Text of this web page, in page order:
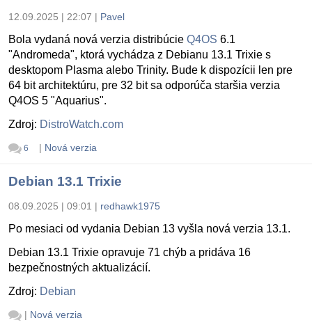
12.09.2025 | 22:07 | Pavel
Bola vydaná nová verzia distribúcie Q4OS 6.1
"Andromeda", ktorá vychádza z Debianu 13.1 Trixie s
desktopom Plasma alebo Trinity. Bude k dispozícii len pre
64 bit architektúru, pre 32 bit sa odporúča staršia verzia
Q4OS 5 "Aquarius".
Zdroj: DistroWatch.com
6 | Nová verzia
Debian 13.1 Trixie
08.09.2025 | 09:01 | redhawk1975
Po mesiaci od vydania Debian 13 vyšla nová verzia 13.1.
Debian 13.1 Trixie opravuje 71 chýb a pridáva 16
bezpečnostných aktualizácií.
Zdroj: Debian
| Nová verzia